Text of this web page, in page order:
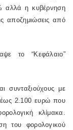
αλλά η κυβέρνηση
αποζημιώσεις από
το “Κεφάλαιο”
συνταξιούχους με
έως 2.100 ευρώ που
κλίμακα.
του φορολογικού